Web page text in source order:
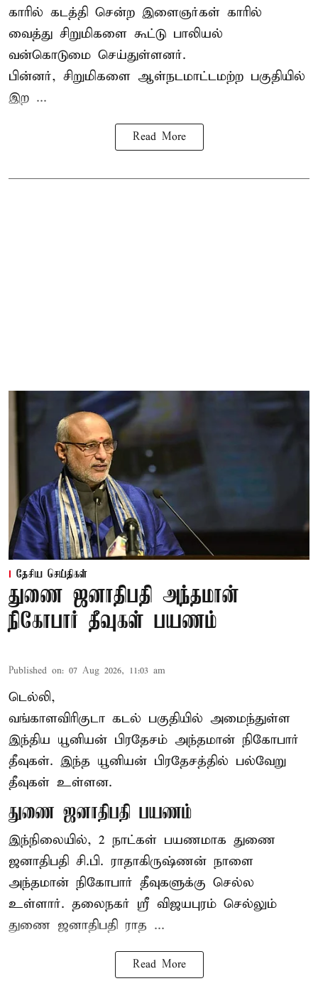
காரில் கடத்தி சென்ற இளைஞர்கள் காரில்
வைத்து சிறுமிகளை கூட்டு பாலியல்
வன்கொடுமை செய்துள்ளனர்.
பின்னர், சிறுமிகளை ஆள்நடமாட்டமற்ற பகுதியில்
இற ...
Read More
தேசிய செய்திகள்
துணை ஜனாதிபதி அந்தமான்
நிகோபார் தீவுகள் பயணம்
Published on: 07 Aug 2026, 11:03 am
டெல்லி,
வங்காளவிரிகுடா கடல் பகுதியில் அமைந்துள்ள
இந்திய யூனியன் பிரதேசம் அந்தமான் நிகோபார்
தீவுகள். இந்த யூனியன் பிரதேசத்தில் பல்வேறு
தீவுகள் உள்ளன.
துணை ஜனாதிபதி பயணம்
இந்நிலையில், 2 நாட்கள் பயணமாக துணை
ஜனாதிபதி சி.பி. ராதாகிருஷ்ணன் நாளை
அந்தமான் நிகோபார் தீவுகளுக்கு செல்ல
உள்ளார். தலைநகர் ஸ்ரீ விஜயபுரம் செல்லும்
துணை ஜனாதிபதி ராத ...
Read More